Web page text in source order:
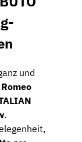
und
.